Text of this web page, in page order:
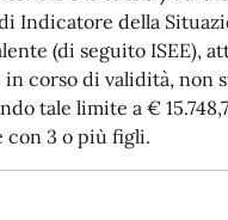
Indicatore della
(di seguito ISEE),
corso di validità, non
tale limite a €
con 3 o più figli.